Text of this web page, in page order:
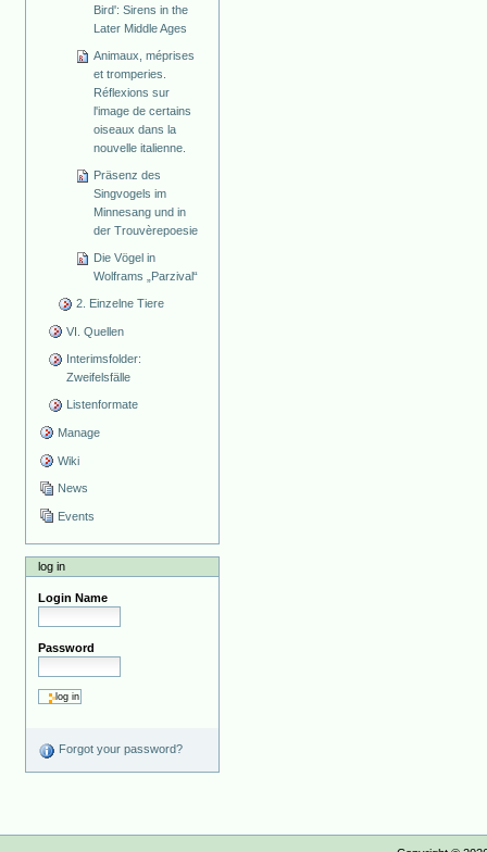
Bird': Sirens in the
Later Middle Ages
Animaux, méprises
et tromperies.
Réflexions sur
l'image de certains
oiseaux dans la
nouvelle italienne.
Präsenz des
Singvogels im
Minnesang und in
der Trouvèrepoesie
Die Vögel in
Wolframs „Parzival“
2. Einzelne Tiere
VI. Quellen
Interimsfolder:
Zweifelsfälle
Listenformate
Manage
Wiki
News
Events
log in
Login Name
Password
Forgot your password?